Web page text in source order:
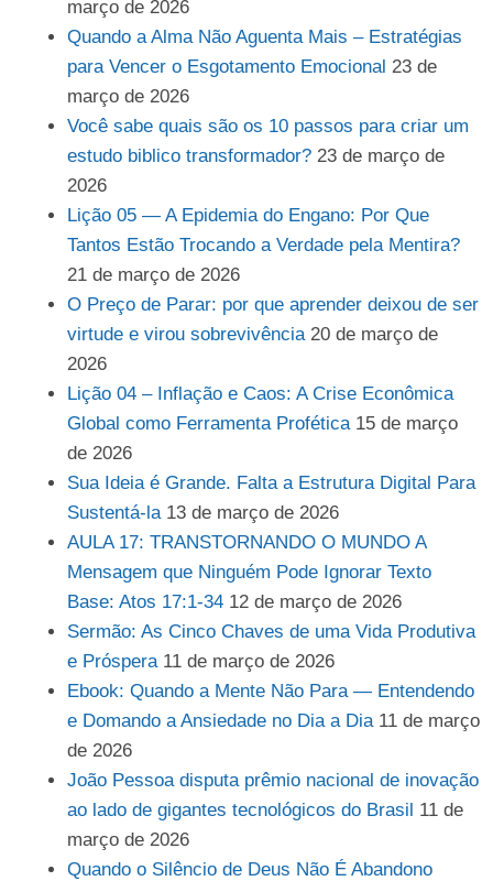
março de 2026
Quando a Alma Não Aguenta Mais – Estratégias
para Vencer o Esgotamento Emocional 23 de
março de 2026
Você sabe quais são os 10 passos para criar um
estudo biblico transformador? 23 de março de
2026
Lição 05 — A Epidemia do Engano: Por Que
Tantos Estão Trocando a Verdade pela Mentira?
21 de março de 2026
O Preço de Parar: por que aprender deixou de ser
virtude e virou sobrevivência 20 de março de
2026
Lição 04 – Inflação e Caos: A Crise Econômica
Global como Ferramenta Profética 15 de março
de 2026
Sua Ideia é Grande. Falta a Estrutura Digital Para
Sustentá-la 13 de março de 2026
AULA 17: TRANSTORNANDO O MUNDO A
Mensagem que Ninguém Pode Ignorar Texto
Base: Atos 17:1-34 12 de março de 2026
Sermão: As Cinco Chaves de uma Vida Produtiva
e Próspera 11 de março de 2026
Ebook: Quando a Mente Não Para — Entendendo
e Domando a Ansiedade no Dia a Dia 11 de março
de 2026
João Pessoa disputa prêmio nacional de inovação
ao lado de gigantes tecnológicos do Brasil 11 de
março de 2026
Quando o Silêncio de Deus Não É Abandono